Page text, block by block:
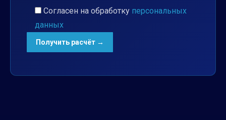
Согласен на обработку персональных
данных